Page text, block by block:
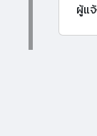
ผู้แ